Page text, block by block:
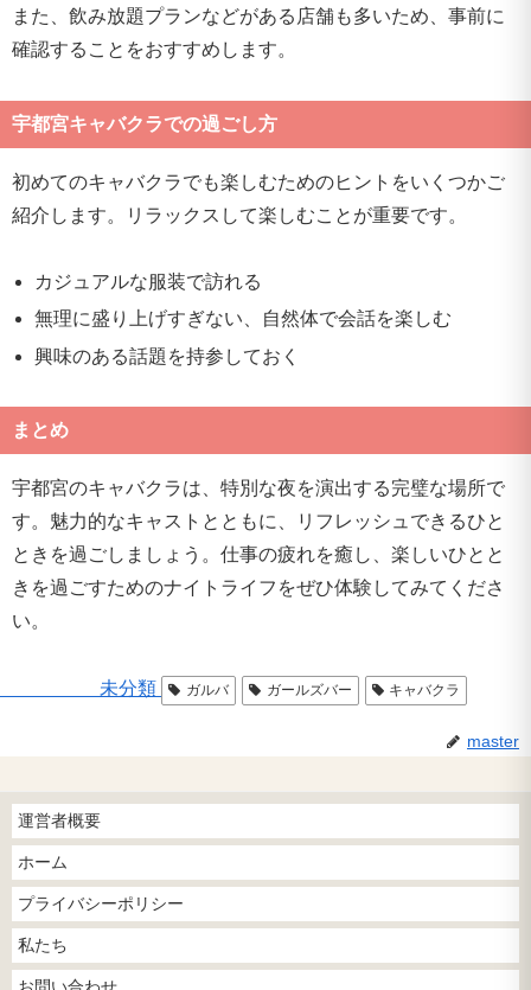
また、飲み放題プランなどがある店舗も多いため、事前に
確認することをおすすめします。
宇都宮キャバクラでの過ごし方
初めてのキャバクラでも楽しむためのヒントをいくつかご
紹介します。リラックスして楽しむことが重要です。
カジュアルな服装で訪れる
無理に盛り上げすぎない、自然体で会話を楽しむ
興味のある話題を持参しておく
まとめ
宇都宮のキャバクラは、特別な夜を演出する完璧な場所で
す。魅力的なキャストとともに、リフレッシュできるひと
ときを過ごしましょう。仕事の疲れを癒し、楽しいひとと
きを過ごすためのナイトライフをぜひ体験してみてくださ
い。
未分類 ガルバ ガールズバー キャバクラ
master
運営者概要
ホーム
プライバシーポリシー
私たち